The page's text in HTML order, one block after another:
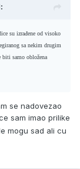
su izrađene od visoko
sa nekim drugim
biti samo obložena
se nadovezao
sam imao prilike
mogu sad ali cu